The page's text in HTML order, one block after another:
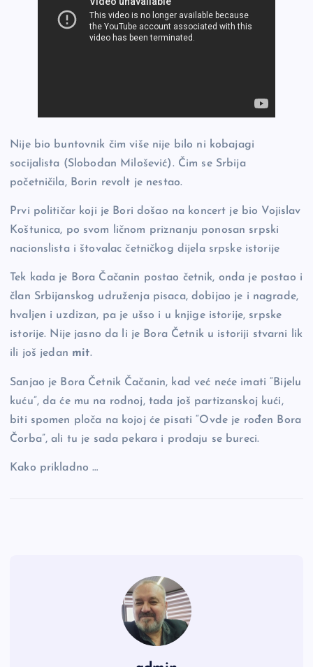
Nije bio buntovnik čim više nije bilo ni kobajagi
socijalista (Slobodan Milošević). Čim se Srbija
početničila, Borin revolt je nestao.
Prvi političar koji je Bori došao na koncert je bio Vojislav
Koštunica, po svom ličnom priznanju ponosan srpski
nacionslista i štovalac četničkog dijela srpske istorije
Tek kada je Bora Čačanin postao četnik, onda je postao i
član Srbijanskog udruženja pisaca, dobijao je i nagrade,
hvaljen i uzdizan, pa je ušso i u knjige istorije, srpske
istorije. Nije jasno da li je Bora Četnik u istoriji stvarni lik
ili još jedan mit.
Sanjao je Bora Četnik Čačanin, kad već neće imati “Bijelu
kuću”, da će mu na rodnoj, tada još partizanskoj kući,
biti spomen ploča na kojoj će pisati “Ovde je rođen Bora
Čorba”, ali tu je sada pekara i prodaju se bureci.
Kako prikladno …